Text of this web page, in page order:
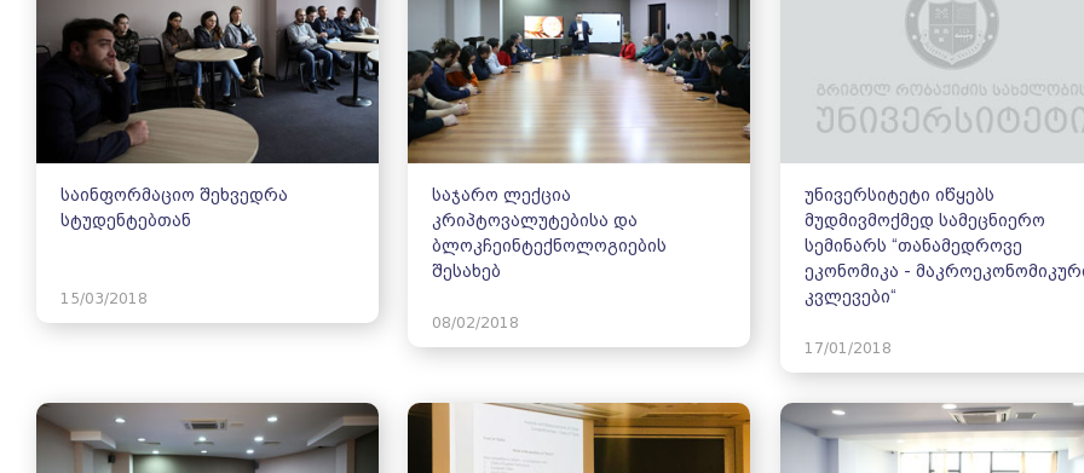
საინფორმაციო შეხვედრა
სტუდენტებთან
15/03/2018
საჯარო ლექცია
კრიპტოვალუტებისა და
ბლოკჩეინტექნოლოგიების
შესახებ
08/02/2018
უნივერსიტეტი იწყებს
მუდმივმოქმედ სამეცნიერო
სემინარს “თანამედროვე
ეკონომიკა -
კვლევები“
17/01/2018